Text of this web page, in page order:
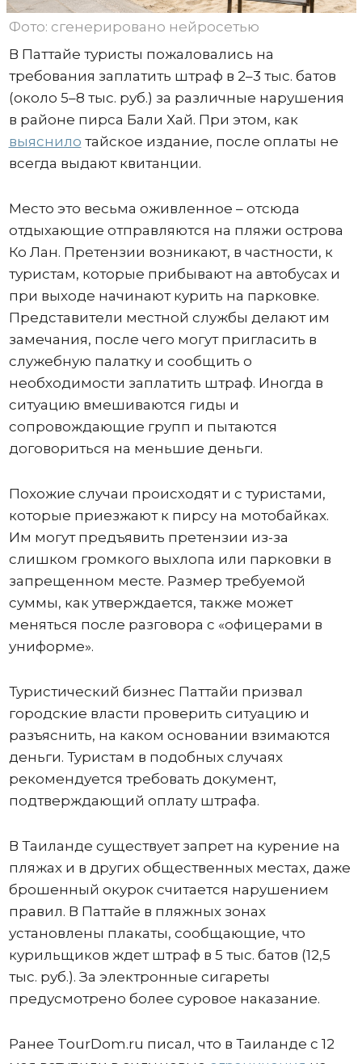
Фото: сгенерировано нейросетью
В Паттайе туристы пожаловались на
требования заплатить штраф в 2–3 тыс. батов
(около 5–8 тыс. руб.) за различные нарушения
в районе пирса Бали Хай. При этом, как
выяснило тайское издание, после оплаты не
всегда выдают квитанции.
Место это весьма оживленное – отсюда
отдыхающие отправляются на пляжи острова
Ко Лан. Претензии возникают, в частности, к
туристам, которые прибывают на автобусах и
при выходе начинают курить на парковке.
Представители местной службы делают им
замечания, после чего могут пригласить в
служебную палатку и сообщить о
необходимости заплатить штраф. Иногда в
ситуацию вмешиваются гиды и
сопровождающие групп и пытаются
договориться на меньшие деньги.
Похожие случаи происходят и с туристами,
которые приезжают к пирсу на мотобайках.
Им могут предъявить претензии из-за
слишком громкого выхлопа или парковки в
запрещенном месте. Размер требуемой
суммы, как утверждается, также может
меняться после разговора с «офицерами в
униформе».
Туристический бизнес Паттайи призвал
городские власти проверить ситуацию и
разъяснить, на каком основании взимаются
деньги. Туристам в подобных случаях
рекомендуется требовать документ,
подтверждающий оплату штрафа.
В Таиланде существует запрет на курение на
пляжах и в других общественных местах, даже
брошенный окурок считается нарушением
правил. В Паттайе в пляжных зонах
установлены плакаты, сообщающие, что
курильщиков ждет штраф в 5 тыс. батов (12,5
тыс. руб.). За электронные сигареты
предусмотрено более суровое наказание.
Ранее TourDom.ru писал, что в Таиланде с 12